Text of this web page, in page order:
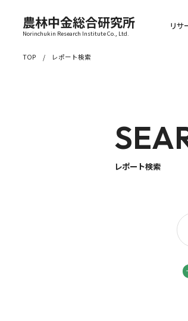
農林中金総合研究所
Norinchukin Research Institute Co., Ltd.
リサ
TOP レポート検索
レポート検索